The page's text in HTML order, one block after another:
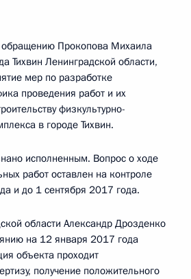
обращению Прокопова Михаила
Тихвин Ленинградской области,
мер по разработке
проведения работ и их
физкультурно-
в городе Тихвин.
исполненным. Вопрос о ходе
работ оставлен на контроле
и до 1 сентября 2017 года.
области Александр Дрозденко
на 12 января 2017 года
объекта проходит
получение положительного